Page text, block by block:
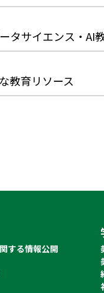
タサイエンス・AI
教育リソース
する情報公開